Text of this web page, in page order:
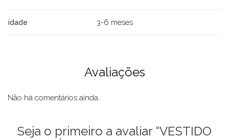
idade 3-6 meses
Avaliações
Não há comentários ainda.
Seja o primeiro a avaliar “VESTIDO